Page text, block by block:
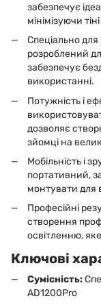
забезпечує
мінімізуючи
Спеціально
розроблений
забезпечує
використанні.
Потужність і
дозволяє
зйомці на
Мобільність і
портативний,
монтувати для
Професійні
створення
освітленню,
Ключові
Сумісність:
AD1200Pro